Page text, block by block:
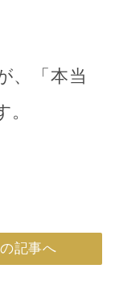
、
「本当
記事へ